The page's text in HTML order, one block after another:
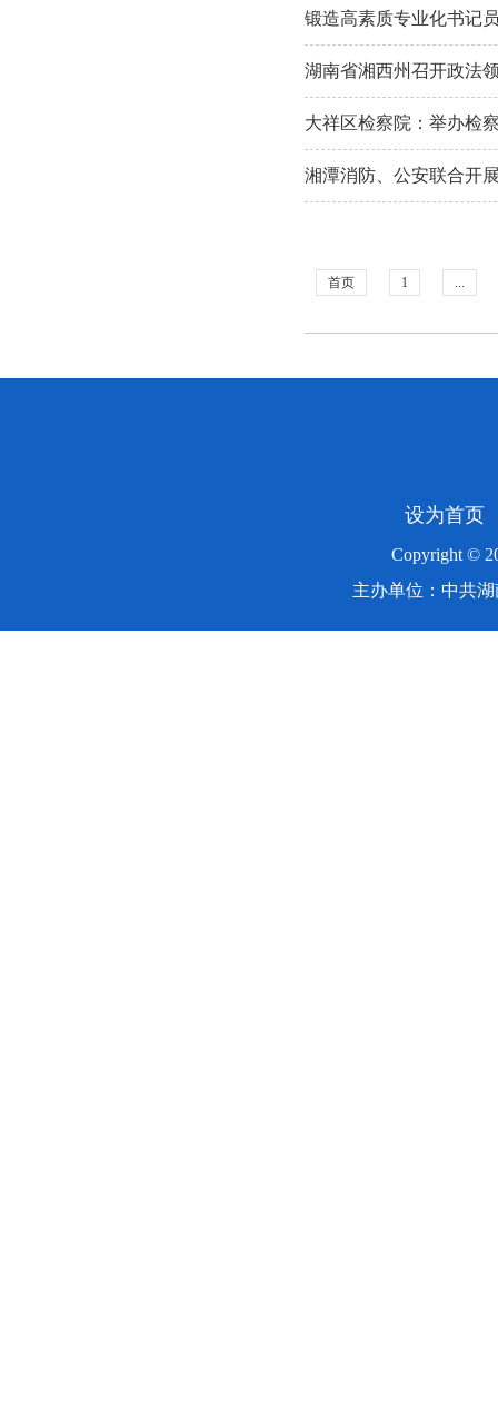
锻造高素质专业化书记
湖南省湘西州召开政法
大祥区检察院：举办检
湘潭消防、公安联合开
首页 1 ...
设为首页
Copyright ©
主办单位：中共